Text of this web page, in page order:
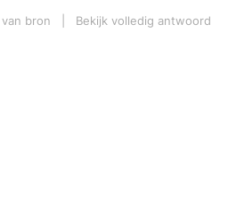
bron
Bekijk volledig antwoord